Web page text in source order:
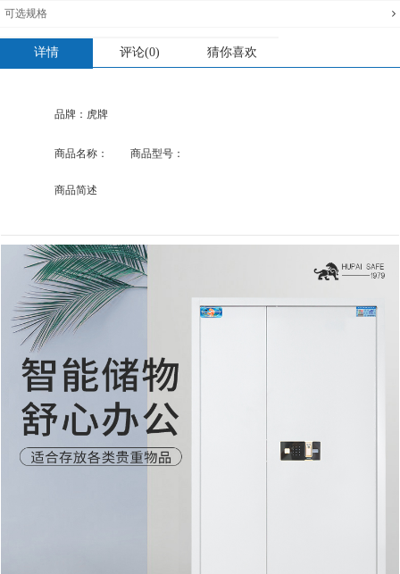
可选规格
详情 评论(0) 猜你喜欢
品牌： 虎牌
商品名称： 虎牌保密柜全钢指纹密码文件柜大型办公资料柜档案柜
商品型号：
商品简述